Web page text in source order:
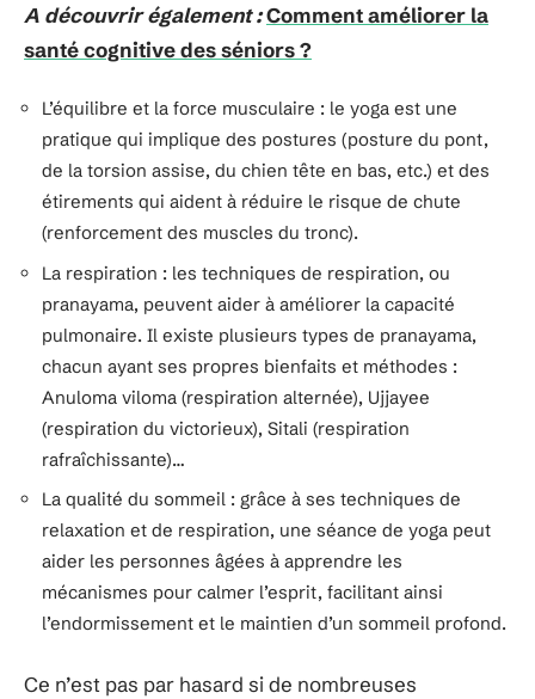
A découvrir également :Comment améliorer la
santé cognitive des séniors ?
L’équilibre et la force musculaire : le yoga est une
pratique qui implique des postures (posture du pont,
de la torsion assise, du chien tête en bas, etc.) et des
étirements qui aident à réduire le risque de chute
(renforcement des muscles du tronc).
La respiration : les techniques de respiration, ou
pranayama, peuvent aider à améliorer la capacité
pulmonaire. Il existe plusieurs types de pranayama,
chacun ayant ses propres bienfaits et méthodes :
Anuloma viloma (respiration alternée), Ujjayee
(respiration du victorieux), Sitali (respiration
rafraîchissante)…
La qualité du sommeil : grâce à ses techniques de
relaxation et de respiration, une séance de yoga peut
aider les personnes âgées à apprendre les
mécanismes pour calmer l’esprit, facilitant ainsi
l’endormissement et le maintien d’un sommeil profond.
Ce n’est pas par hasard si de nombreuses